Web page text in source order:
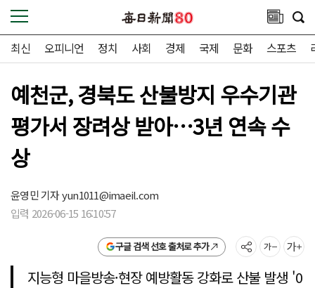
최신 오피니언 정치 사회 경제 국제 문화 스포츠
예천군, 경북도 산불방지 우수기관
평가서 장려상 받아…3년 연속 수
상
윤영민 기자yun1011@imaeil.com
입력 2026-06-15 16:10:57
구글 검색 선호 출처로 추가
지능형 마을방송·현장 예방활동 강화로 산불 발생 '0